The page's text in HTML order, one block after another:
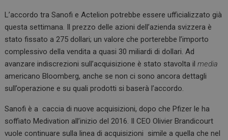
ce
b
o
o
k
ke
dI
n
at
s
A
p
p
L’accordo tra Sanofi e Actelion potrebbe essere ufficializzato già
questa settimana. Il prezzo delle azioni dell’azienda svizzera è
stato fissato a 275 dollari; un valore che porterebbe l’importo
complessivo della vendita a quasi 30 miliardi di dollari. Ad
avanzare indiscrezioni sull’acquisizione è stato stavolta il media
americano Bloomberg, anche se non ci sono ancora dettagli
sull’operazione e su quali prodotti si baserà l’accordo.
Sanofi è a caccia di nuove acquisizioni, dopo che Pfizer le ha
soffiato Medivation all’inizio del 2016. Il CEO Olivier Brandicourt
vuole continuare sulla linea di acquisizioni simile a quella che nel